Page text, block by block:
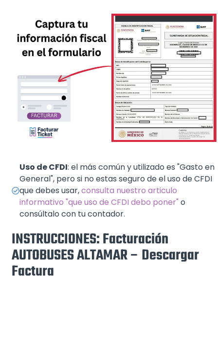
Uso de CFDI: el más común y utilizado es "Gasto en
General", pero si no estas seguro de el uso de CFDI
que debes usar,consulta nuestro articulo
informativo "que uso de CFDI debo poner" o
consúltalo con tu contador.
INSTRUCCIONES: Facturación
AUTOBUSES ALTAMAR – Descargar
Factura